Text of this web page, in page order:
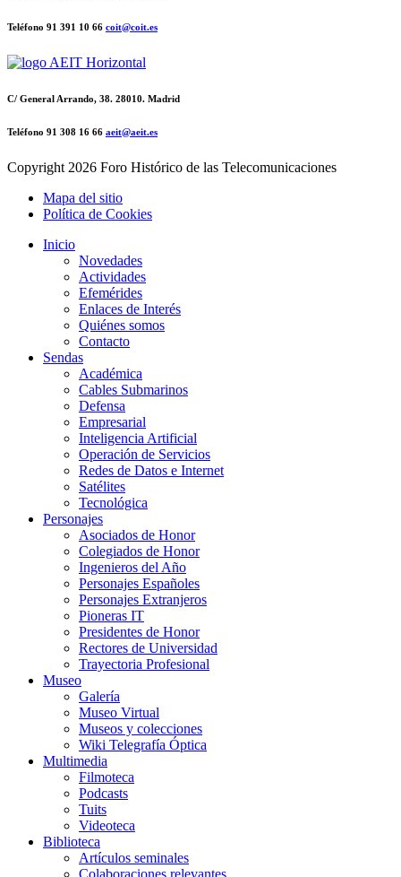
Teléfono 91 391 10 66 coit@coit.es
C/ General Arrando, 38. 28010. Madrid
Teléfono 91 308 16 66 aeit@aeit.es
Copyright 2026 Foro Histórico de las Telecomunicaciones
Mapa del sitio
Política de Cookies
Inicio
Novedades
Actividades
Efemérides
Enlaces de Interés
Quiénes somos
Contacto
Sendas
Académica
Cables Submarinos
Defensa
Empresarial
Inteligencia Artificial
Operación de Servicios
Redes de Datos e Internet
Satélites
Tecnológica
Personajes
Asociados de Honor
Colegiados de Honor
Ingenieros del Año
Personajes Españoles
Personajes Extranjeros
Pioneras IT
Presidentes de Honor
Rectores de Universidad
Trayectoria Profesional
Museo
Galería
Museo Virtual
Museos y colecciones
Wiki Telegrafía Óptica
Multimedia
Filmoteca
Podcasts
Tuits
Videoteca
Biblioteca
Artículos seminales
Colaboraciones relevantes